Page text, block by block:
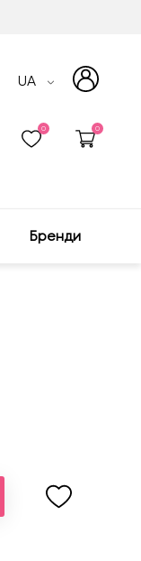
UA
0 0
Бренди